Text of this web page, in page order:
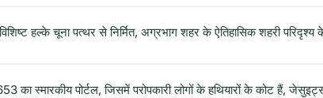
विशिष्ट हल्के चूना पत्थर से निर्मित, अग्रभाग शहर के ऐतिहासिक शहरी
का स्मारकीय पोर्टल, जिसमें परोपकारी लोगों के हथियारों के कोट हैं,